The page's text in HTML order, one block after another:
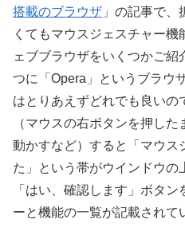
搭載のブラウザ 」の記事で
くてもマウスジェスチャー
ェブブラウザをいくつかご紹
つに「Opera」というブラウ
はとりあえずどれでも良いの
（マウスの右ボタンを押し
動かすなど）すると「マウス
た」という帯がウインドウ
「はい、確認します」ボタ
ーと機能の一覧が記載されて